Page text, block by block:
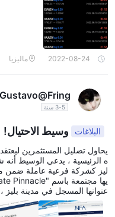
2022-08-24 ماليزيا
Gustavo@Fring
3-5 سنة
البلاغات وسيط الاحتيال!
يحاول تضليل المستثمرين
ه الرئيسية ، يدعي الوسيط
م تنظيمها من قبل Belize IFSC وبالتالي ، لا شيء من هذا صحيح.